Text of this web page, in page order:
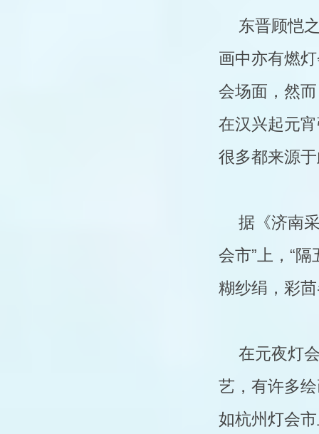
东晋顾恺
画中亦有燃
会场面，然
在汉兴起元
很多都来源
据《济南
会市”上，“
糊纱绢，彩
在元夜灯
艺，有许多
如杭州灯会